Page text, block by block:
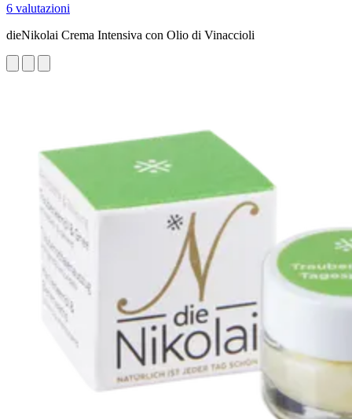
6 valutazioni
dieNikolai Crema Intensiva con Olio di Vinaccioli